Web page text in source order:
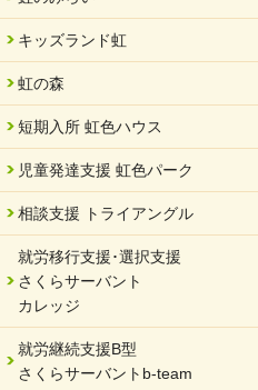
キッズランド虹
虹の森
短期入所 虹色ハウス
児童発達支援 虹色パーク
相談支援 トライアングル
就労移行支援･選択支援
さくらサーバント
カレッジ
就労継続支援B型
さくらサーバントb-team